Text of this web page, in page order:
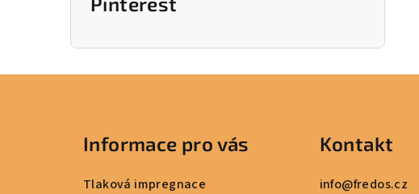
Informace pro vás
Tlaková impregnace
Kontakt
info@fredos.cz